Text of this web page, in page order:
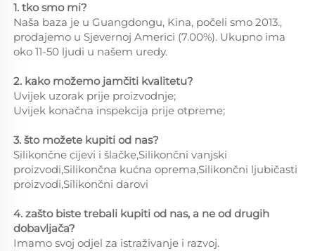
1. tko smo mi?
Naša baza je u Guangdongu, Kina, počeli smo 2013.,
prodajemo u Sjevernoj Americi (7.00%). Ukupno ima
oko 11-50 ljudi u našem uredу.
2. kako možemo jamčiti kvalitetu?
Uvijek uzorak prije proizvodnje;
Uvijek konačna inspekcija prije otpreme;
3. što možete kupiti od nas?
Silikončne cijevi i šlačke,Silikončni vanjski
proizvodi,Silikončna kućna oprema,Silikončni ljubičasti
proizvodi,Silikončni darovi
4. zašto biste trebali kupiti od nas, a ne od drugih
dobavljača?
Imamo svoj odjel za istraživanje i razvoj.